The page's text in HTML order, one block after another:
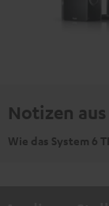
Notizen
Wie das System 6